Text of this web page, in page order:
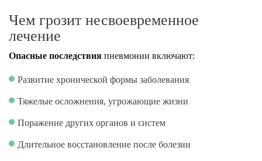
Чем грозит несвоевременное
лечение
Опасные последствия пневмонии включают:
Развитие хронической формы заболевания
Тяжелые осложнения, угрожающие жизни
Поражение других органов и систем
Длительное восстановление после болезни